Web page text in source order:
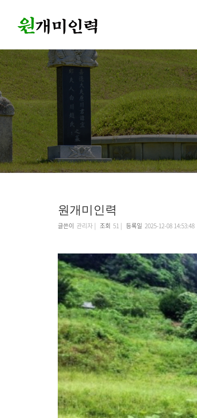
원개미인력
글쓴이 관리자 | 조회 51 | 등록일 2025-12-08 14:53:48